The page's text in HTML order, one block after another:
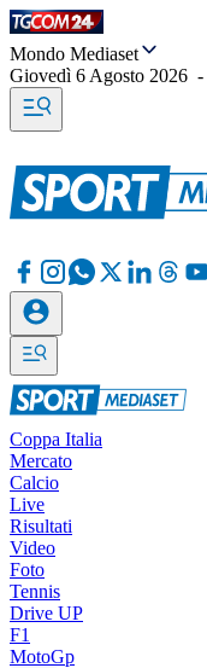
Mondo Mediaset
Giovedì 6 Agosto 2026 -
Coppa Italia
Mercato
Calcio
Live
Risultati
Video
Foto
Tennis
Drive UP
F1
MotoGp